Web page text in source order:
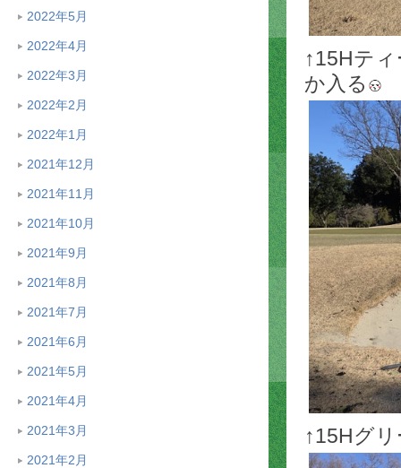
2022年5月
2022年4月
2022年3月
2022年2月
2022年1月
2021年12月
2021年11月
2021年10月
2021年9月
2021年8月
2021年7月
2021年6月
2021年5月
2021年4月
2021年3月
2021年2月
↑15Hテ
か入る
↑15Hグ